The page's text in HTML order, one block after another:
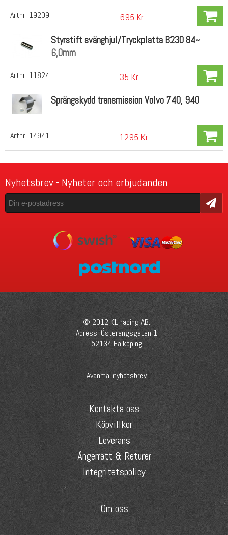
Artnr: 19209 695 Kr
Artnr: 11824
Styrstift svänghjul/Tryckplatta B230 84~
6,0mm
35 Kr
Artnr: 14941
Sprängskydd transmission Volvo 740, 940
1295 Kr
Nyhetsbrev - Nyheter och erbjudanden
Skicka
© 2012 KL racing AB.
Adress: Österängsgatan 1
52134 Falköping
Avanmäl nyhetsbrev
Kontakta oss
Köpvillkor
Leverans
Ångerrätt & Returer
Integritetspolicy
Om oss